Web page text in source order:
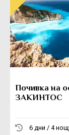
Почивка на
ЗАКИНТОС
6 дни / 4